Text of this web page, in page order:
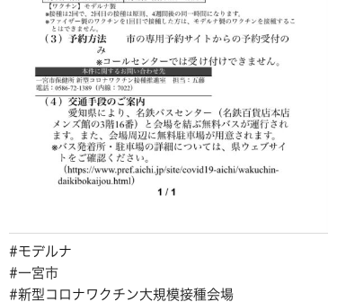
#モデルナ
#一宮市
#新型コロナワクチン大規模接種会場